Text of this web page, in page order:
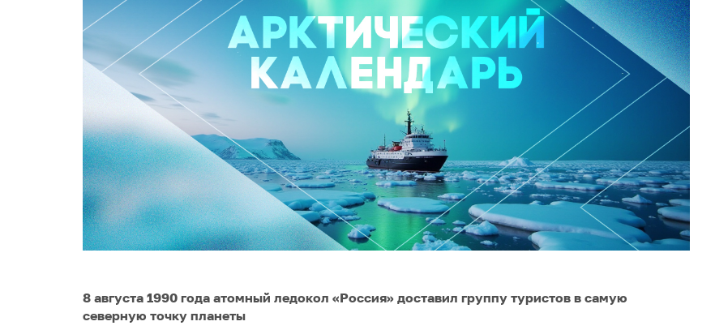
8 августа 1990 года атомный ледокол «Россия» доставил группу туристов в самую
северную точку планеты